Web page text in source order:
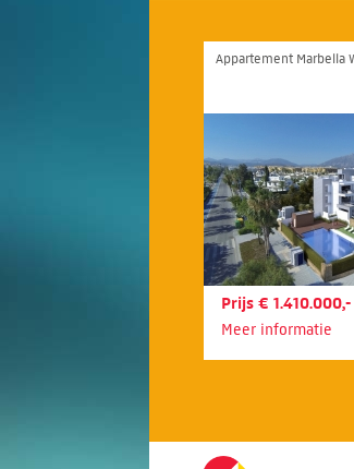
Appartement Marbella
Prijs € 1.410.000,-
Meer informatie